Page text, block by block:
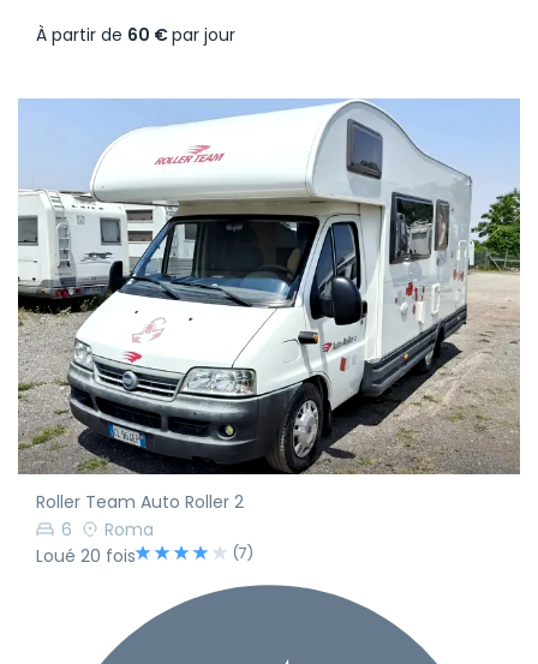
À partir de 60 €par jour
Roller Team Auto Roller 2
6
Roma
Loué 20 fois
(7)